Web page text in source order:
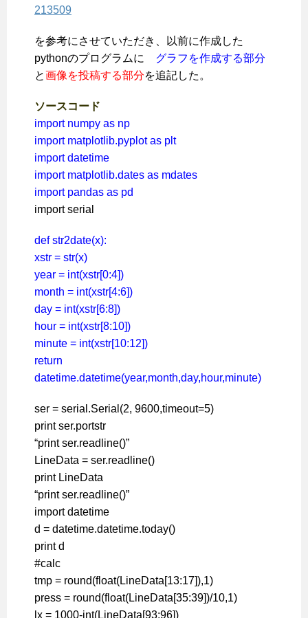
213509
を参考にさせていただき、以前に作成した
pythonのプログラムに グラフを作成する部分
と画像を投稿する部分を追記した。
ソースコード
import numpy as np
import matplotlib.pyplot as plt
import datetime
import matplotlib.dates as mdates
import pandas as pd
import serial
def str2date(x):
xstr = str(x)
year = int(xstr[0:4])
month = int(xstr[4:6])
day = int(xstr[6:8])
hour = int(xstr[8:10])
minute = int(xstr[10:12])
return
datetime.datetime(year,month,day,hour,minute)
ser = serial.Serial(2, 9600,timeout=5)
print ser.portstr
“print ser.readline()”
LineData = ser.readline()
print LineData
“print ser.readline()”
import datetime
d = datetime.datetime.today()
print d
#calc
tmp = round(float(LineData[13:17]),1)
press = round(float(LineData[35:39])/10,1)
lx = 1000-int(LineData[93:96])